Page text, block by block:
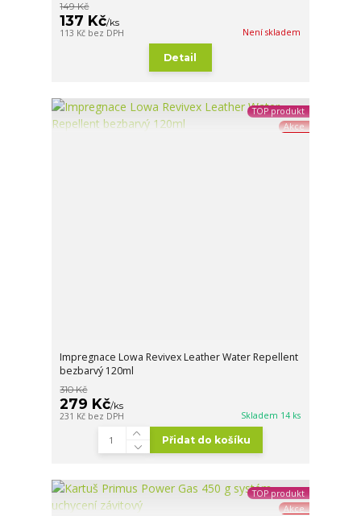
149 Kč
137 Kč/ks
113 Kč bez DPH Není skladem
Detail
TOP produkt
Akce
Impregnace Lowa Revivex Leather Water Repellent
bezbarvý 120ml
310 Kč
279 Kč/ks
231 Kč bez DPH Skladem 14 ks
Přidat do košíku
TOP produkt
Akce